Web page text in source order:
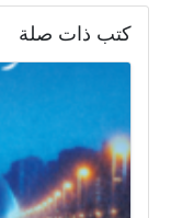
كتب ذات صلة